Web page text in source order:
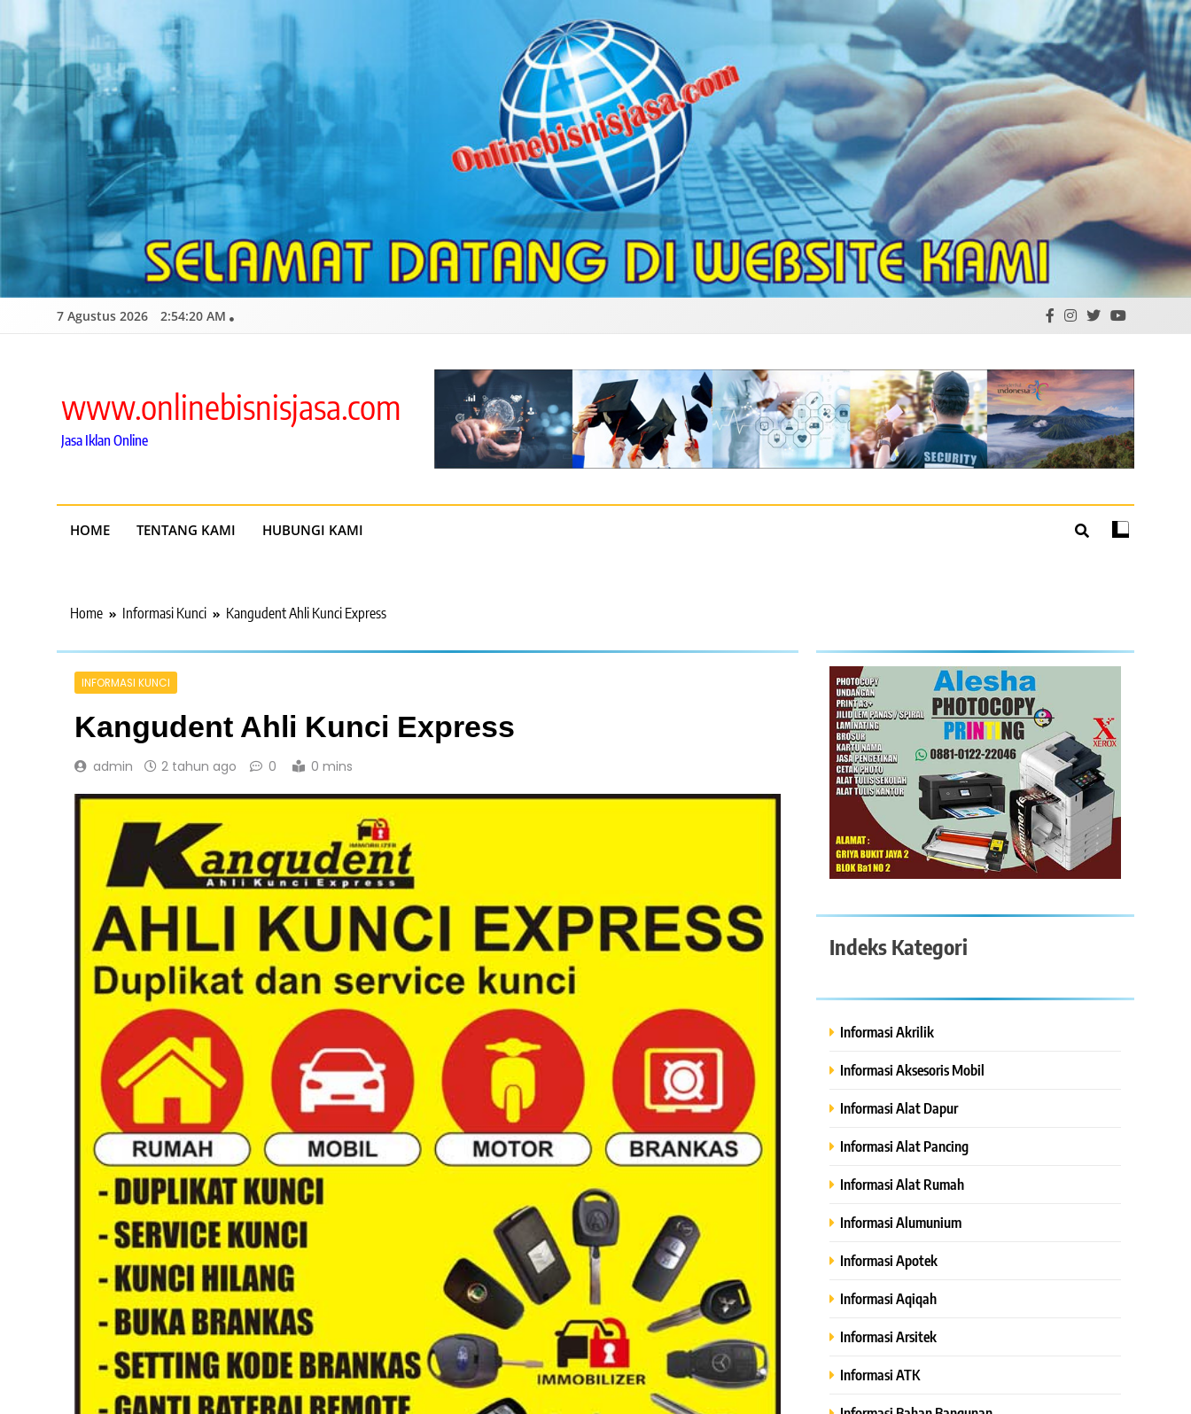
content
7 Agustus 2026 2:54:21 AM
www.onlinebisnisjasa.com
Jasa Iklan Online
HOME TENTANG KAMI HUBUNGI KAMI
Home Informasi Kunci Kangudent Ahli Kunci Express
INFORMASI KUNCI
Kangudent Ahli Kunci Express
admin 2 tahun ago 0 0 mins
Indeks Kategori
Informasi Akrilik
Informasi Aksesoris Mobil
Informasi Alat Dapur
Informasi Alat Pancing
Informasi Alat Rumah
Informasi Alumunium
Informasi Apotek
Informasi Aqiqah
Informasi Arsitek
Informasi ATK